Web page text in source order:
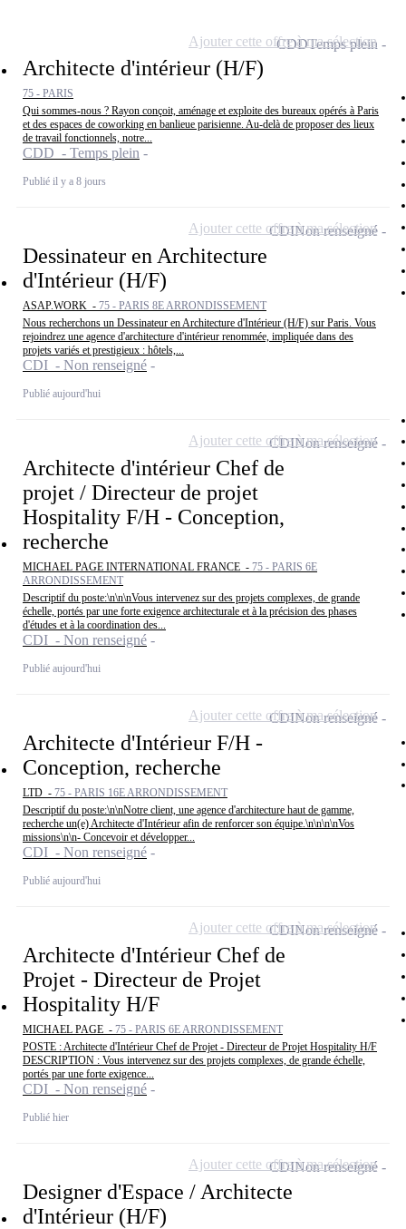
Architecte d'intérieur (H/F)
75 - PARIS
Qui sommes-nous ? Rayon conçoit, aménage et exploite des bureaux opérés à Paris
et des espaces de coworking en banlieue parisienne. Au-delà de proposer des lieux
de travail fonctionnels, notre...
CDD - Temps plein
Publié il y a 8 jours
CDDTemps plein
Ajouter cette offre à ma sélection
Dessinateur en Architecture
d'Intérieur (H/F)
ASAP.WORK - 75 - PARIS 8E ARRONDISSEMENT
Nous recherchons un Dessinateur en Architecture d'Intérieur (H/F) sur Paris. Vous
rejoindrez une agence d'architecture d'intérieur renommée, impliquée dans des
projets variés et prestigieux : hôtels,...
CDI - Non renseigné
Publié aujourd'hui
CDINon renseigné
Ajouter cette offre à ma sélection
Architecte d'intérieur Chef de
projet / Directeur de projet
Hospitality F/H - Conception,
recherche
MICHAEL PAGE INTERNATIONAL FRANCE - 75 - PARIS 6E
ARRONDISSEMENT
Descriptif du poste:\n\n\nVous intervenez sur des projets complexes, de grande
échelle, portés par une forte exigence architecturale et à la précision des phases
d'études et à la coordination des...
CDI - Non renseigné
Publié aujourd'hui
CDINon renseigné
Ajouter cette offre à ma sélection
Architecte d'Intérieur F/H -
Conception, recherche
LTD - 75 - PARIS 16E ARRONDISSEMENT
Descriptif du poste:\n\nNotre client, une agence d'architecture haut de gamme,
recherche un(e) Architecte d'Intérieur afin de renforcer son équipe.\n\n\n\nVos
missions\n\n- Concevoir et développer...
CDI - Non renseigné
Publié aujourd'hui
CDINon renseigné
Ajouter cette offre à ma sélection
Architecte d'Intérieur Chef de
Projet - Directeur de Projet
Hospitality H/F
MICHAEL PAGE - 75 - PARIS 6E ARRONDISSEMENT
POSTE : Architecte d'Intérieur Chef de Projet - Directeur de Projet Hospitality H/F
DESCRIPTION : Vous intervenez sur des projets complexes, de grande échelle,
portés par une forte exigence...
CDI - Non renseigné
Publié hier
CDINon renseigné
Ajouter cette offre à ma sélection
Designer d'Espace / Architecte
d'Intérieur (H/F)
CDINon renseigné
Ajouter cette offre à ma sélection